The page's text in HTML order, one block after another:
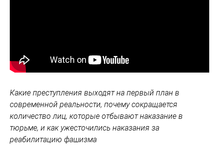
Какие преступления выходят на первый план в
современной реальности, почему сокращается
количество лиц, которые отбывают наказание в
тюрьме, и как ужесточились наказания за
реабилитацию фашизма